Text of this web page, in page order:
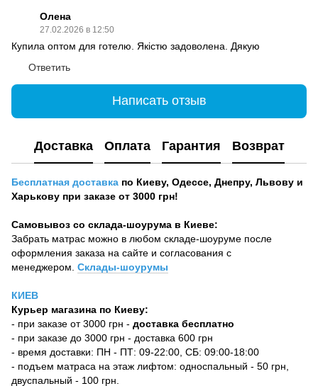
Олена
27.02.2026 в 12:50
Купила оптом для готелю. Якістю задоволена. Дякую
Ответить
Написать отзыв
Доставка Оплата Гарантия Возврат
Бесплатная доставка по Киеву, Одессе, Днепру, Львову и
Харькову при заказе от 3000 грн!
Самовывоз со склада-шоурума в Киеве:
Забрать матрас можно в любом складе-шоуруме после
оформления заказа на сайте и согласования с
менеджером. Склады-шоурумы
КИЕВ
Курьер магазина по Киеву:
- при заказе от 3000 грн - доставка бесплатно
- при заказе до 3000 грн - доставка 600 грн
- время доставки: ПН - ПТ: 09-22:00, СБ: 09:00-18:00
- подъем матраса на этаж лифтом: односпальный - 50 грн,
двуспальный - 100 грн.